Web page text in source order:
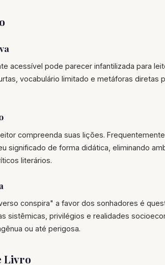
acessível pode parecer infantilizada para
vocabulário limitado e metáforas diretas
compreenda suas lições.
significado de forma didática, eliminando
literários.
conspira" a favor dos sonhadores é
sistêmicas, privilégios e realidades
ou até perigosa.
Livro